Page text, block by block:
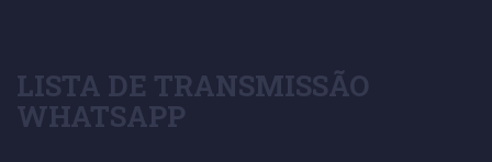
LISTA DE TRANSMISSÃO
WHATSAPP